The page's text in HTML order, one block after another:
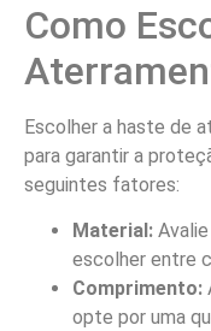
Como
Escolher a haste de
para garantir a
seguintes fatores:
Material:
escolher entre
Comprimento:
opte por uma